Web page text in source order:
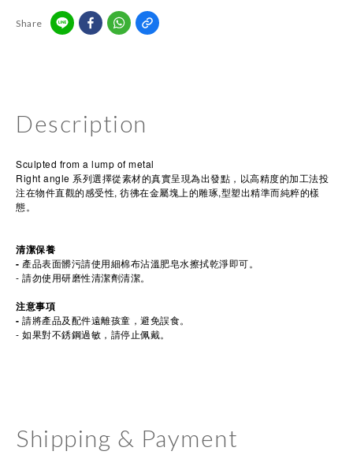
Share
Description
Sculpted from a lump of metal
Right angle 系列選擇從素材的真實呈現為出發點，以高精度的加工法投
注在物件直觀的感受性, 彷彿在金屬塊上的雕琢,型塑出精準而純粹的樣
態。
清潔保養
- 產品表面髒污請使用細棉布沾溫肥皂水擦拭乾淨即可。
- 請勿使用研磨性清潔劑清潔。
注意事項
- 請將產品及配件遠離孩童，避免誤食。
- 如果對不銹鋼過敏，請停止佩戴。
Shipping & Payment